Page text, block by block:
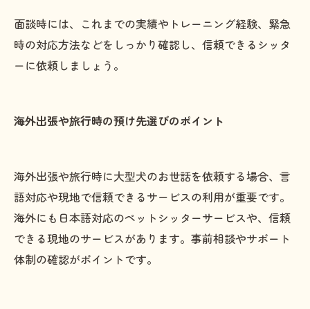
面談時には、これまでの実績やトレーニング経験、緊急
時の対応方法などをしっかり確認し、信頼できるシッタ
ーに依頼しましょう。
海外出張や旅行時の預け先選びのポイント
海外出張や旅行時に大型犬のお世話を依頼する場合、言
語対応や現地で信頼できるサービスの利用が重要です。
海外にも日本語対応のペットシッターサービスや、信頼
できる現地のサービスがあります。事前相談やサポート
体制の確認がポイントです。